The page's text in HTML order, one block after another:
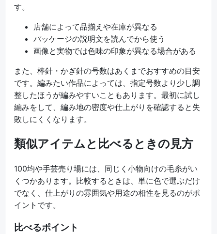
す。
店舗によって品揃えや在庫が異なる
パッケージの説明文を読んでから使う
画像と実物では色味の印象が異なる場合がある
また、棒針・かぎ針の号数はあくまでおすすめの目安
です。編みたい作品によっては、指定号数より少し調
整したほうが編みやすいこともあります。最初に試し
編みをして、編み地の密度や仕上がりを確認すると失
敗しにくくなります。
類似アイテムと比べるときの見方
100均や手芸売り場には、同じく小物向けの毛糸がい
くつかあります。比較するときは、単に色で選ぶだけ
でなく、仕上がりの雰囲気や用途の相性を見るのがポ
イントです。
比べるポイント